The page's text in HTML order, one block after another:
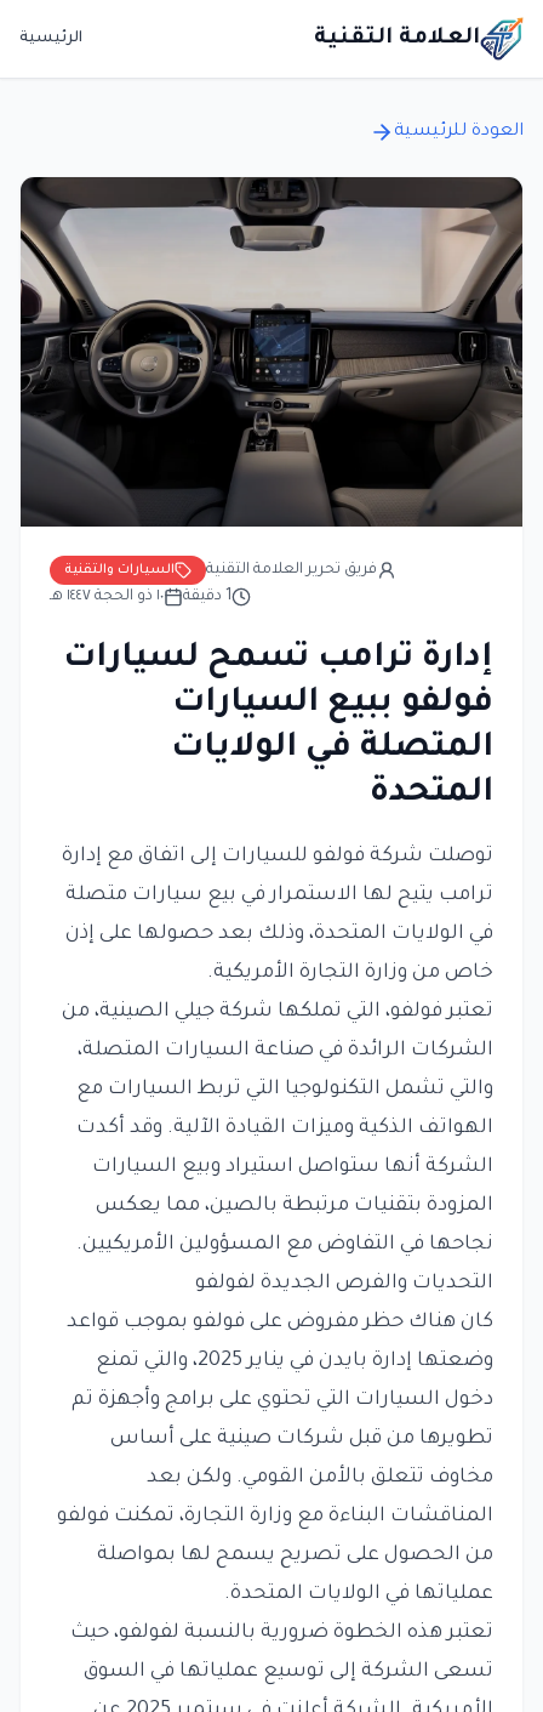
العلامة التقنية الرئيسية
العودة للرئيسية
السيارات والتقنية
فريق تحرير العلامة التقنية
١٠ ذو الحجة ١٤٤٧ هـ
1 دقيقة
إدارة ترامب تسمح لسيارات
فولفو ببيع السيارات
المتصلة في الولايات
المتحدة
توصلت شركة فولفو للسيارات إلى اتفاق مع إدارة
ترامب يتيح لها الاستمرار في بيع سيارات متصلة
في الولايات المتحدة، وذلك بعد حصولها على إذن
خاص من وزارة التجارة الأمريكية.
تعتبر فولفو، التي تملكها شركة جيلي الصينية، من
الشركات الرائدة في صناعة السيارات المتصلة،
والتي تشمل التكنولوجيا التي تربط السيارات مع
الهواتف الذكية وميزات القيادة الآلية. وقد أكدت
الشركة أنها ستواصل استيراد وبيع السيارات
المزودة بتقنيات مرتبطة بالصين، مما يعكس
نجاحها في التفاوض مع المسؤولين الأمريكيين.
التحديات والفرص الجديدة لفولفو
كان هناك حظر مفروض على فولفو بموجب قواعد
وضعتها إدارة بايدن في يناير 2025، والتي تمنع
دخول السيارات التي تحتوي على برامج وأجهزة تم
تطويرها من قبل شركات صينية على أساس
مخاوف تتعلق بالأمن القومي. ولكن بعد
المناقشات البناءة مع وزارة التجارة، تمكنت فولفو
من الحصول على تصريح يسمح لها بمواصلة
عملياتها في الولايات المتحدة.
تعتبر هذه الخطوة ضرورية بالنسبة لفولفو، حيث
تسعى الشركة إلى توسيع عملياتها في السوق